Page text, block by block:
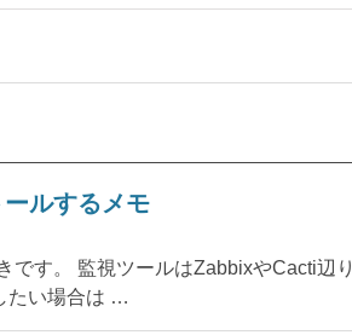
ルするメモ
です。 監視ツールはZabbixやCacti辺り
たい場合は …